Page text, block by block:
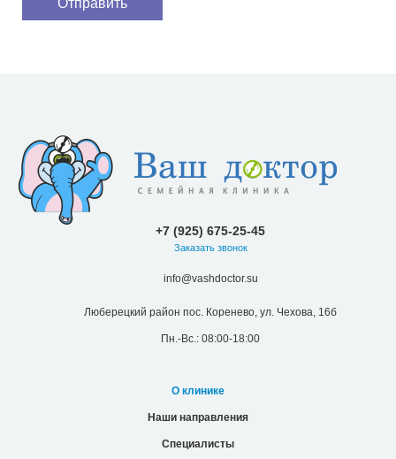
+7 (925) 675-25-45
Заказать звонок
info@vashdoctor.su
Люберецкий район пос. Коренево, ул. Чехова, 16б
Пн.-Вс.: 08:00-18:00
О клинике
Наши направления
Специалисты